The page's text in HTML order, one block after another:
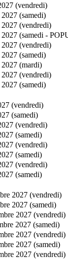
(vendredi)
(samedi)
(vendredi)
(samedi -
(vendredi)
(samedi)
(mardi)
(vendredi)
(samedi)
(vendredi)
(samedi)
(vendredi)
(samedi)
(vendredi)
(samedi)
(vendredi)
(samedi)
2027 (vendredi)
2027 (samedi)
2027 (vendredi)
2027 (samedi)
2027 (vendredi)
2027 (samedi)
2027 (vendredi)